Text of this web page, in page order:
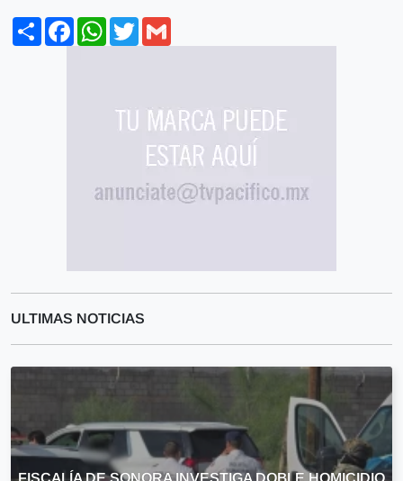
ShareFacebookWhatsApp
Twitter
ULTIMAS NOTICIAS
FISCALÍA DE SONORA INVESTIGA DOBLE HOMICIDIO